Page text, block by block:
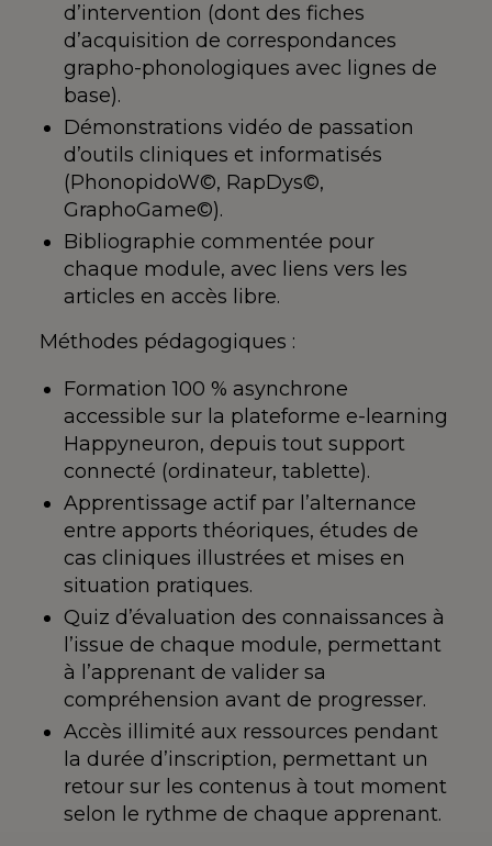
d’intervention (dont des fiches
d’acquisition de correspondances
grapho-phonologiques avec lignes de
base).
Démonstrations vidéo de passation
d’outils cliniques et informatisés
(PhonopidoW©, RapDys©,
GraphoGame©).
Bibliographie commentée pour
chaque module, avec liens vers les
articles en accès libre.
Méthodes pédagogiques :
Formation 100 % asynchrone
accessible sur la plateforme e-learning
Happyneuron, depuis tout support
connecté (ordinateur, tablette).
Apprentissage actif par l’alternance
entre apports théoriques, études de
cas cliniques illustrées et mises en
situation pratiques.
Quiz d’évaluation des connaissances à
l’issue de chaque module, permettant
à l’apprenant de valider sa
compréhension avant de progresser.
Accès illimité aux ressources pendant
la durée d’inscription, permettant un
retour sur les contenus à tout moment
selon le rythme de chaque apprenant.